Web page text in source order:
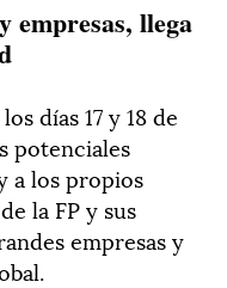
empresas, llega
días 17 y 18 de
potenciales
a los propios
la FP y sus
empresas y